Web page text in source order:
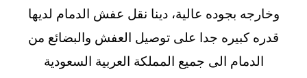
وخارجه بجوده عالية، دينا نقل عفش الدمام لديها
قدره كبيره جدا على توصيل العفش والبضائع من
الدمام الى جميع المملكة العربية السعودية